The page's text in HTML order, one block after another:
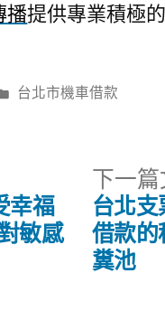
播提供專業積極
分
台北市機車借款
幸福
敏感
下一
台北
借款的
糞池